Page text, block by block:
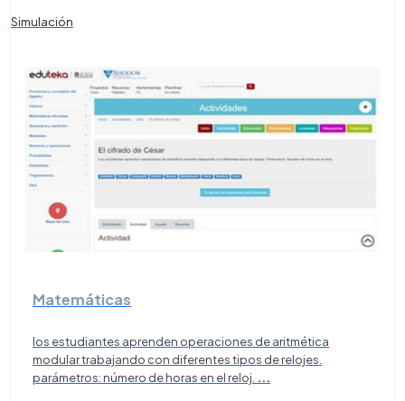
Simulación
Matemáticas
los estudiantes aprenden operaciones de aritmética
modular trabajando con diferentes tipos de relojes.
parámetros: número de horas en el reloj. ...